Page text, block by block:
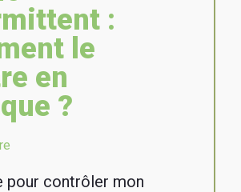
:
le
en
?
pour contrôler mon